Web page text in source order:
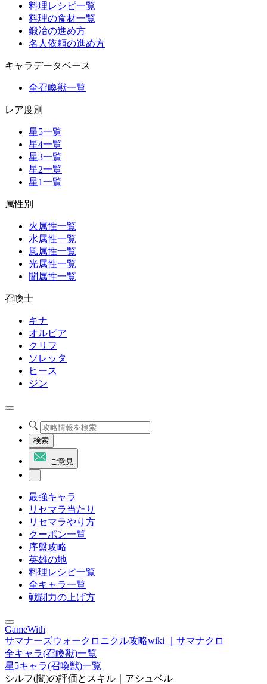
料理レシピ一覧
料理の食材一覧
鍛冶の進め方
名人依頼の進め方
キャラデータベース
全召喚獣一覧
レア度別
星5一覧
星4一覧
星3一覧
星2一覧
星1一覧
属性別
火属性一覧
水属性一覧
風属性一覧
光属性一覧
闇属性一覧
召喚士
キナ
オルビア
クリフ
ソレッタ
ヒース
ジン
検索
ご意見
最強キャラ
リセマラ当たり
リセマラやり方
クーポン一覧
序盤攻略
英雄の地
料理レシピ一覧
全キャラ一覧
戦闘力の上げ方
GameWith
サマナーズウォークロニクル攻略wiki ｜サマナクロ
全キャラ(召喚獣)一覧
星5キャラ(召喚獣)一覧
シルフ(闇)の評価とスキル｜アシュベル